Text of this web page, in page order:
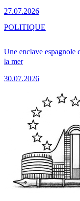
27.07.2026
Une enclave espagnole
la mer
30.07.2026
POLITIQUE